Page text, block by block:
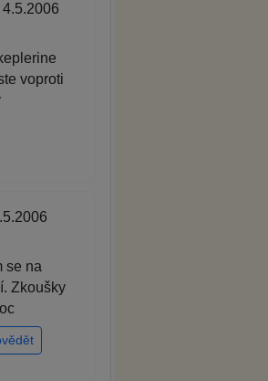
voproti
se na
Zkoušky